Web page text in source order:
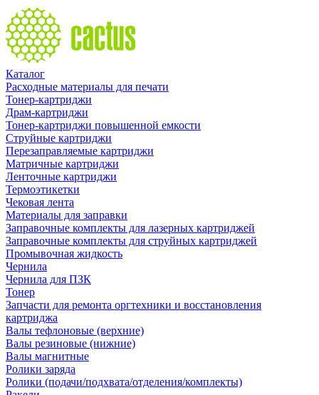
Каталог
Расходные материалы для печати
Тонер-картриджи
Драм-картриджи
Тонер-картриджи повышенной емкости
Струйные картриджи
Перезаправляемые картриджи
Матричные картриджи
Ленточные картриджи
Термоэтикетки
Чековая лента
Материалы для заправки
Заправочные комплекты для лазерных картриджей
Заправочные комплекты для струйных картриджей
Промывочная жидкость
Чернила
Чернила для ПЗК
Тонер
Запчасти для ремонта оргтехники и восстановления
картриджа
Валы тефлоновые (верхние)
Валы резиновые (нижние)
Валы магнитные
Ролики заряда
Ролики (подачи/подхвата/отделения/комплекты)